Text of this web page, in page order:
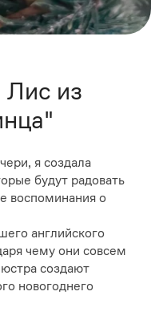
Лис из
я создала
будут радовать
воспоминания о
английского
чему они совсем
создают
новогоднего